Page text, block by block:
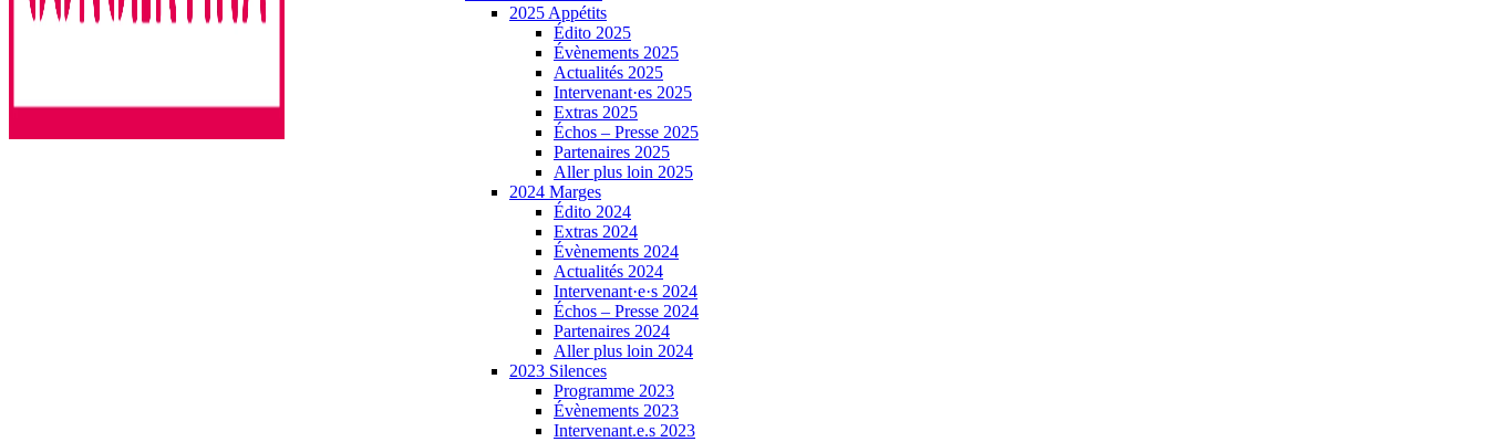
2025 Appétits
Édito 2025
Évènements 2025
Actualités 2025
Intervenant·es 2025
Extras 2025
Échos – Presse 2025
Partenaires 2025
Aller plus loin 2025
2024 Marges
Édito 2024
Extras 2024
Évènements 2024
Actualités 2024
Intervenant·e·s 2024
Échos – Presse 2024
Partenaires 2024
Aller plus loin 2024
2023 Silences
Programme 2023
Évènements 2023
Intervenant.e.s 2023